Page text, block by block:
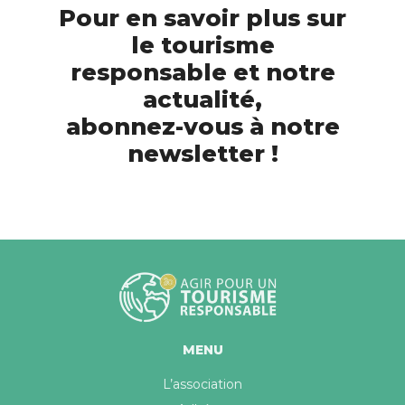
Pour en savoir plus sur
le tourisme
responsable et notre
actualité,
abonnez-vous à notre
newsletter !
MENU
L’association